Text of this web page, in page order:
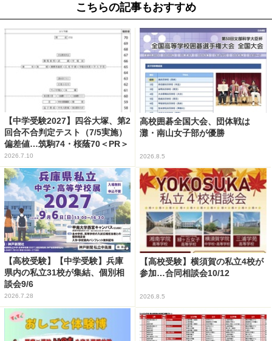
こちらの記事もおすすめ
【中学受験2027】四谷大塚、第2
回合不合判定テスト（7/5実施）
偏差値…筑駒74・桜蔭70＜PR＞
2026.7.10
高校囲碁全国大会、団体戦は
灘・南山女子部が優勝
2026.8.5
【高校受験】【中学受験】兵庫
県内の私立31校が集結、個別相
談会9/6
2026.7.28
【高校受験】横須賀の私立4校が
参加…合同相談会10/12
2026.8.5